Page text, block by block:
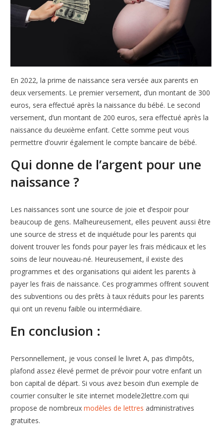
En 2022, la prime de naissance sera versée aux parents en
deux versements. Le premier versement, d’un montant de 300
euros, sera effectué après la naissance du bébé. Le second
versement, d’un montant de 200 euros, sera effectué après la
naissance du deuxième enfant. Cette somme peut vous
permettre d’ouvrir également le compte bancaire de bébé.
Qui donne de l’argent pour une
naissance ?
Les naissances sont une source de joie et d’espoir pour
beaucoup de gens. Malheureusement, elles peuvent aussi être
une source de stress et de inquiétude pour les parents qui
doivent trouver les fonds pour payer les frais médicaux et les
soins de leur nouveau-né. Heureusement, il existe des
programmes et des organisations qui aident les parents à
payer les frais de naissance. Ces programmes offrent souvent
des subventions ou des prêts à taux réduits pour les parents
qui ont un revenu faible ou intermédiaire.
En conclusion :
Personnellement, je vous conseil le livret A, pas d’impôts,
plafond assez élevé permet de prévoir pour votre enfant un
bon capital de départ. Si vous avez besoin d’un exemple de
courrier consulter le site internet modele2lettre.com qui
propose de nombreuxmodèles de lettres administratives
gratuites.